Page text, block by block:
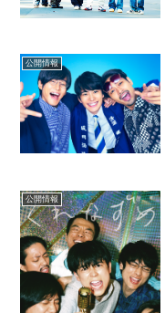
公開情報
公開情報